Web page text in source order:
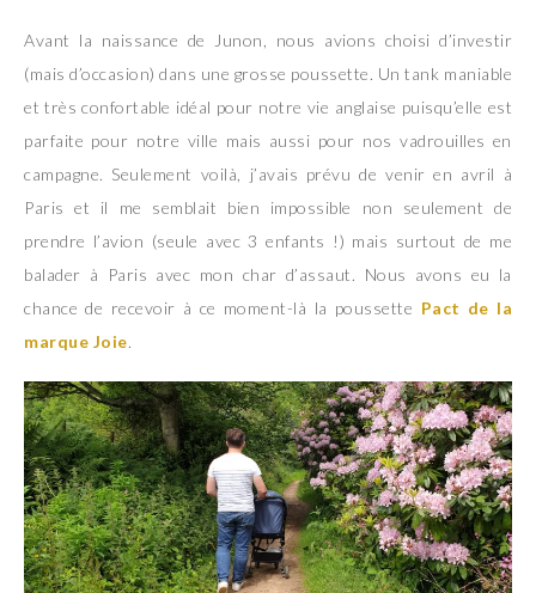
Avant la naissance de Junon, nous avions choisi d’investir
(mais d’occasion) dans une grosse poussette. Un tank maniable
et très confortable idéal pour notre vie anglaise puisqu’elle est
parfaite pour notre ville mais aussi pour nos vadrouilles en
campagne. Seulement voilà, j’avais prévu de venir en avril à
Paris et il me semblait bien impossible non seulement de
prendre l’avion (seule avec 3 enfants !) mais surtout de me
balader à Paris avec mon char d’assaut. Nous avons eu la
chance de recevoir à ce moment-là la poussette Pact de la
marque Joie.